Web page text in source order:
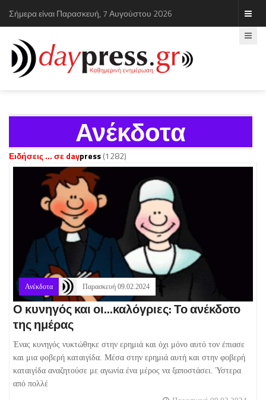
Σήμερα είναι Παρασκευή, 7 Αυγούστου 2026
Ανέκδοτα
Ειδήσεις ... σε daypress(1282)
Ανέκδοτα Παρασκευή 09.02.2024
Ο κυνηγός και οι...καλόγριες: Το ανέκδοτο
της ημέρας
Ένας κυνηγός νυκτώθηκε στην ερημιά και όχι μόνο αυτό τον έπιασε
και μια φοβερή καταιγίδα. Μέσα στην ερημιά αυτή και στην φοβερή
καταιγίδα αναζητούσε με αγωνία ένα μέρος να ξαποστάσει. Ύστερα
από πολλέ